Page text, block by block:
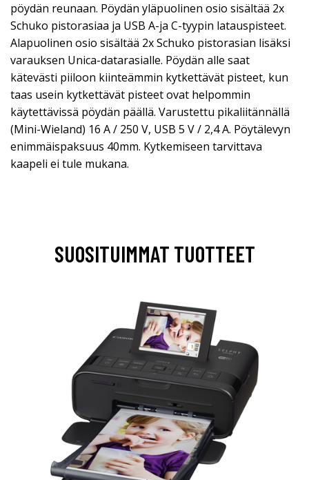
pöydän reunaan. Pöydän yläpuolinen osio sisältää 2x
Schuko pistorasiaa ja USB A-ja C-tyypin latauspisteet.
Alapuolinen osio sisältää 2x Schuko pistorasian lisäksi
varauksen Unica-datarasialle. Pöydän alle saat
kätevästi piiloon kiinteämmin kytkettävät pisteet, kun
taas usein kytkettävät pisteet ovat helpommin
käytettävissä pöydän päällä. Varustettu pikaliitännällä
(Mini-Wieland) 16 A / 250 V, USB 5 V / 2,4 A. Pöytälevyn
enimmäispaksuus 40mm. Kytkemiseen tarvittava
kaapeli ei tule mukana.
SUOSITUIMMAT TUOTTEET